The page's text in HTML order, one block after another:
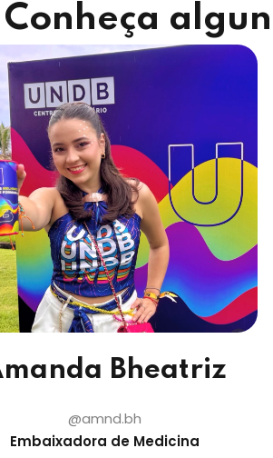
Conheça
Bheatriz
@amnd.bh
Embaixadora de Medicina